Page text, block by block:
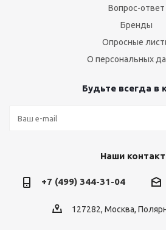
Вопрос-ответ
Бренды
Опросные
О персональных
Будьте всегда в
Наши
+7 (499) 344-31-04
127282, Москва,